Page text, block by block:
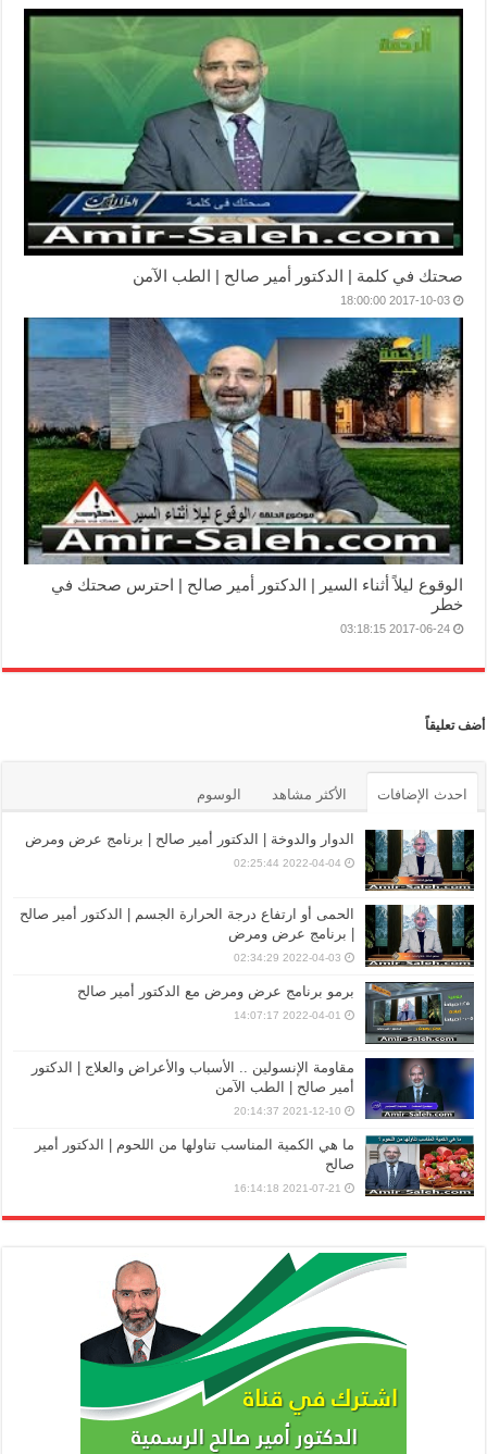
صحتك في كلمة | الدكتور أمير صالح | الطب الآمن
2017-10-03 18:00:00
الوقوع ليلاً أثناء السير | الدكتور أمير صالح | احترس صحتك في
خطر
2017-06-24 03:18:15
أضف تعليقاً
احدث الإضافات الأكثر مشاهد الوسوم
الدوار والدوخة | الدكتور أمير صالح | برنامج عرض ومرض
2022-04-04 02:25:44
الحمى أو ارتفاع درجة الحرارة الجسم | الدكتور أمير صالح
| برنامج عرض ومرض
2022-04-03 02:34:29
برمو برنامج عرض ومرض مع الدكتور أمير صالح
2022-04-01 14:07:17
مقاومة الإنسولين .. الأسباب والأعراض والعلاج | الدكتور
أمير صالح | الطب الآمن
2021-12-10 20:14:37
ما هي الكمية المناسب تناولها من اللحوم | الدكتور أمير
صالح
2021-07-21 16:14:18